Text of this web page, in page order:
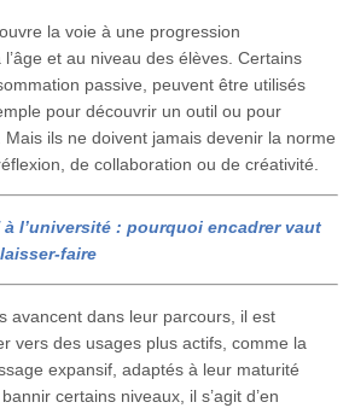
la voie à une progression
et au niveau des élèves. Certains
passive, peuvent être utilisés
pour découvrir un outil ou pour
ils ne doivent jamais devenir la norme
de collaboration ou de créativité.
à l’université : pourquoi encadrer vaut
faire
avancent dans leur parcours, il est
vers des usages plus actifs, comme la
expansif, adaptés à leur maturité
certains niveaux, il s’agit d’en